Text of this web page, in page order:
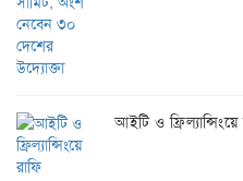
আইটি ও